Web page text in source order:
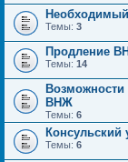
Темы: 3
Продление
Темы: 14
ВНЖ
Темы: 6
Консульский
Темы: 6